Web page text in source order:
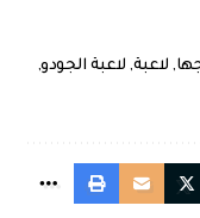
, لاعبة, لاعبة الجودو,